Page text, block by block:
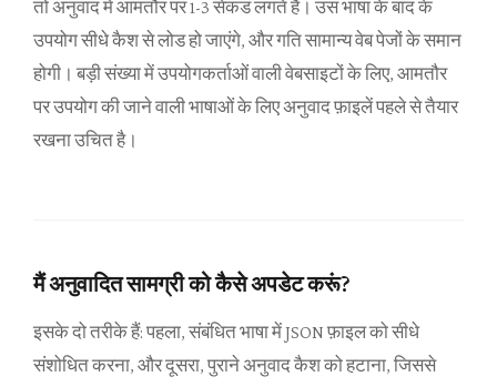
तो अनुवाद में आमतौर पर 1-3 सेकंड लगते हैं। उस भाषा के बाद के
उपयोग सीधे कैश से लोड हो जाएंगे, और गति सामान्य वेब पेजों के समान
होगी। बड़ी संख्या में उपयोगकर्ताओं वाली वेबसाइटों के लिए, आमतौर
पर उपयोग की जाने वाली भाषाओं के लिए अनुवाद फ़ाइलें पहले से तैयार
रखना उचित है।
मैं अनुवादित सामग्री को कैसे अपडेट करूं?
इसके दो तरीके हैं: पहला, संबंधित भाषा में JSON फ़ाइल को सीधे
संशोधित करना, और दूसरा, पुराने अनुवाद कैश को हटाना, जिससे